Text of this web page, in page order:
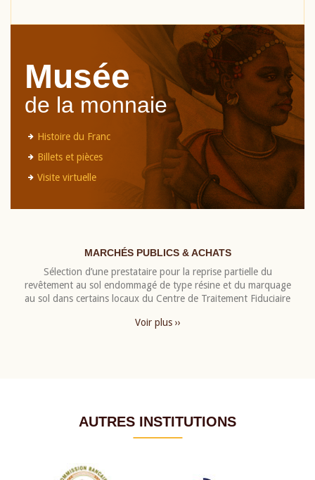
Musée
de la monnaie
Histoire du Franc
Billets et pièces
Visite virtuelle
MARCHÉS PUBLICS & ACHATS
Sélection d’une prestataire pour la reprise partielle du
revêtement au sol endommagé de type résine et du marquage
au sol dans certains locaux du Centre de Traitement Fiduciaire
Voir plus ››
AUTRES INSTITUTIONS